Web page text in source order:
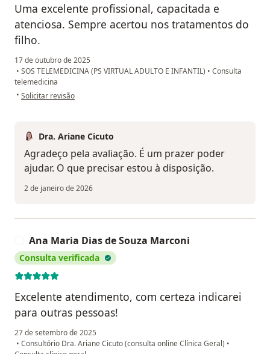
Uma excelente profissional, capacitada e
atenciosa. Sempre acertou nos tratamentos do
filho.
17 de outubro de 2025
• SOS TELEMEDICINA (PS VIRTUAL ADULTO E INFANTIL) • Consulta
telemedicina
• na opinião do utilizador Daniela Simon
Solicitar revisão
Dra. Ariane Cicuto
Agradeço pela avaliação. É um prazer poder
ajudar. O que precisar estou à disposição.
2 de janeiro de 2026
Ana Maria Dias de Souza Marconi
Consulta verificada
Excelente atendimento, com certeza indicarei
para outras pessoas!
27 de setembro de 2025
• Consultório Dra. Ariane Cicuto (consulta online Clínica Geral) •